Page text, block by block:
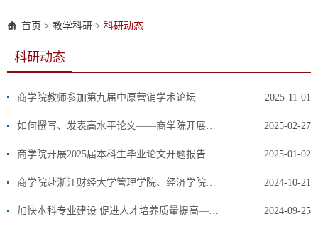
首页 > 教学科研 > 科研动态
科研动态
商学院教师参加第九届中原营销学术论坛 2025-11-01
如何撰写、发表高水平论文——商学院开展优秀教师经验分享活动 2025-02-27
商学院开展2025届本科生毕业论文开题报告答辩工作 2025-01-02
商学院赴浙江财经大学管理学院、经济学院进行专业人培调研 2024-10-21
加快本科专业建设 促进人才培养质量提高——华北水利水电大学黄伟教授到我院做国家一流本科专业建设讲座 2024-09-25